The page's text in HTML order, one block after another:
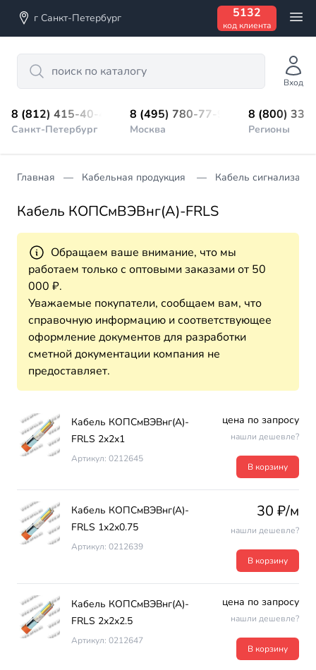
г Санкт-Петербург 5132
код клиента
Search
Вход
8 (812) 415-40-45
Санкт-Петербург
8 (495) 780-77-98
Москва
8 (800)
Регионы
Главная Кабельная продукция Кабель
Кабель КОПСмВЭВнг(А)-FRLS
Обращаем ваше внимание, что мы
работаем только с оптовыми заказами от 50
000 ₽.
Уважаемые покупатели, сообщаем вам, что
справочную информацию и соответствующее
оформление документов для разработки
сметной документации компания не
предоставляет.
Кабель КОПСмВЭВнг(А)-
FRLS 2х2х1
Артикул: 0212645
цена по запросу
нашли дешевле?
В корзину
Кабель КОПСмВЭВнг(А)-
FRLS 1х2х0.75
Артикул: 0212639
30 ₽/м
нашли дешевле?
В корзину
Кабель КОПСмВЭВнг(А)-
FRLS 2х2х2.5
Артикул: 0212647
цена по запросу
нашли дешевле?
В корзину